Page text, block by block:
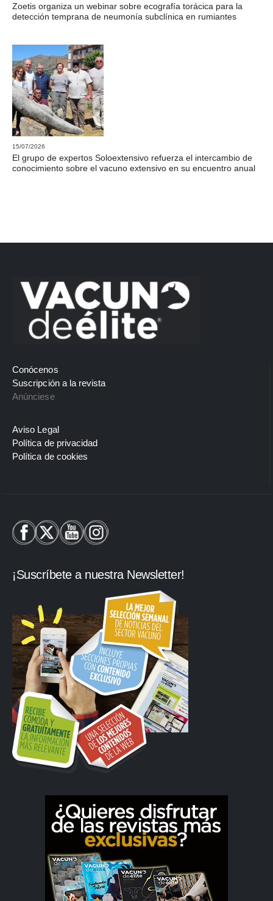
Zoetis organiza un webinar sobre ecografía torácica para la
detección temprana de neumonía subclínica en rumiantes
15/07/2026
El grupo de expertos Soloextensivo refuerza el intercambio de
conocimiento sobre el vacuno extensivo en su encuentro anual
Conócenos
Suscripción a la revista
Anúnciese
Aviso Legal
Política de privacidad
Política de cookies
¡Suscríbete a nuestra Newsletter!